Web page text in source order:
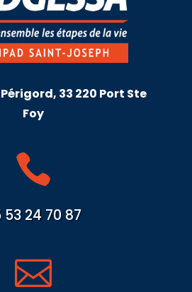
33 220 Port Ste
Foy

53 24 70 87
